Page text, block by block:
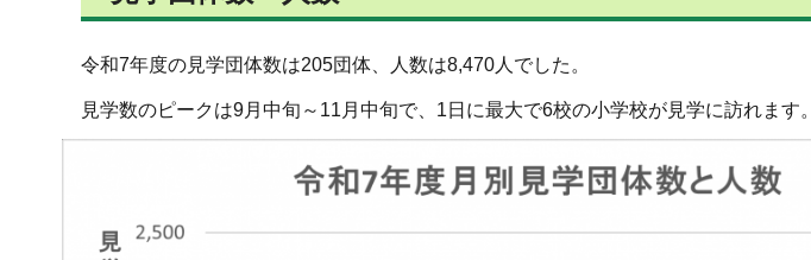
令和7年度の見学団体数は205団体、人数は8,470人でした。
見学数のピークは9月中旬～11月中旬で、1日に最大で6校の小学校が見学に訪れます。